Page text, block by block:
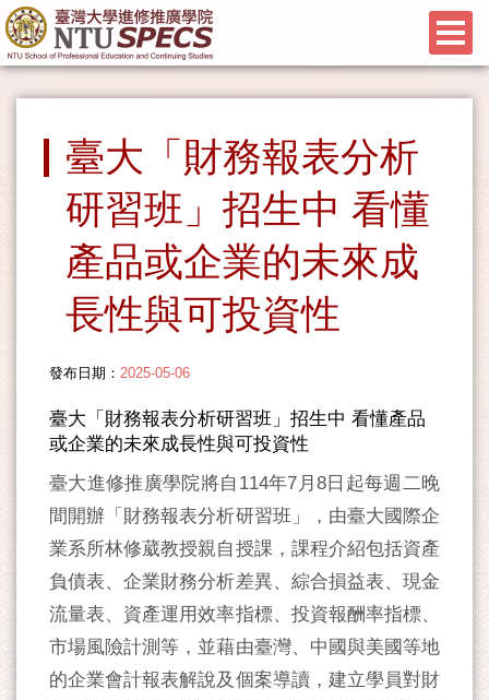
臺大「財務報表分析
研習班」招生中 看懂
產品或企業的未來成
長性與可投資性
發布日期： 2025-05-06
臺大「財務報表分析研習班」招生中 看懂產品
或企業的未來成長性與可投資性
臺大進修推廣學院將自114年7月8日起每週二晚
間開辦「財務報表分析研習班」，由臺大國際企
業系所林修葳教授親自授課，課程介紹包括資產
負債表、企業財務分析差異、綜合損益表、現金
流量表、資產運用效率指標、投資報酬率指標、
市場風險計測等，並藉由臺灣、中國與美國等地
的企業會計報表解說及個案導讀，建立學員對財